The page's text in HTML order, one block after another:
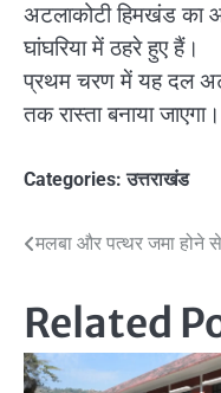
अटलाकोटी हिमखंड का
घांघरिया में ठहरे हुए हैं।
प्रथम चरण में यह दल
तक रास्ता बनाया
Categories:उत्तराखंड
Post
मलबा और पत्थर जमा होने से
Related